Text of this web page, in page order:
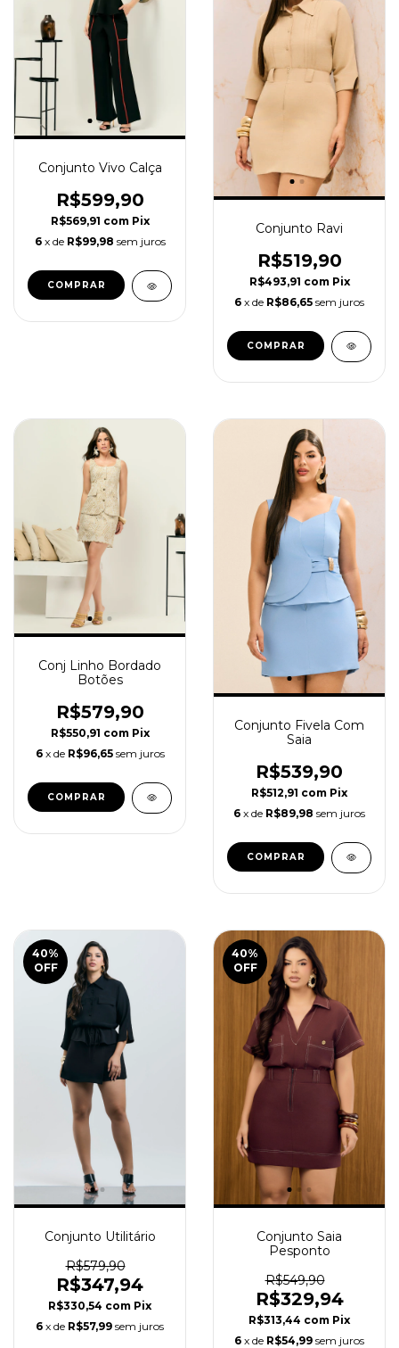
Conjunto Vivo Calça
R$599,90
R$569,91 com Pix
6 x de R$99,98 sem juros
COMPRAR
Conjunto Ravi
R$519,90
R$493,91 com Pix
6 x de R$86,65 sem juros
COMPRAR
Conj Linho Bordado
Botões
R$579,90
R$550,91 com Pix
6 x de R$96,65 sem juros
COMPRAR
Conjunto Fivela Com
Saia
R$539,90
R$512,91 com Pix
6 x de R$89,98 sem juros
COMPRAR
40%
OFF
Conjunto Utilitário
R$579,90
R$347,94
R$330,54 com Pix
6 x de R$57,99 sem juros
40%
OFF
Conjunto Saia
Pesponto
R$549,90
R$329,94
R$313,44 com Pix
6 x de R$54,99 sem juros